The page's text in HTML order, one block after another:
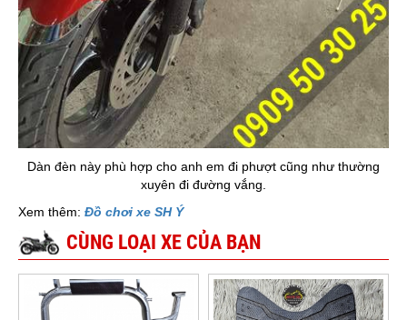
Dàn đèn này phù hợp cho anh em đi phượt cũng như thường
xuyên đi đường vắng.
Xem thêm: Đồ chơi xe SH Ý
CÙNG LOẠI XE CỦA BẠN